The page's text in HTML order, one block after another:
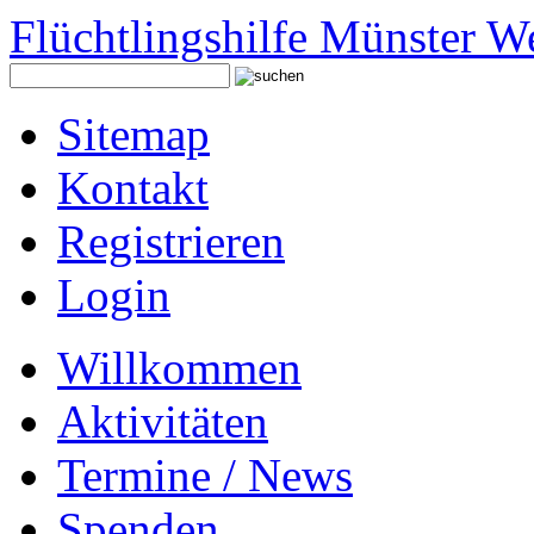
Flüchtlingshilfe Münster
Sitemap
Kontakt
Registrieren
Login
Willkommen
Aktivitäten
Termine / News